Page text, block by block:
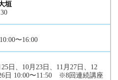
垣
〜16:00
日、10月23日、11月27日、12
日 10:00〜11:50 ※8回連続講座